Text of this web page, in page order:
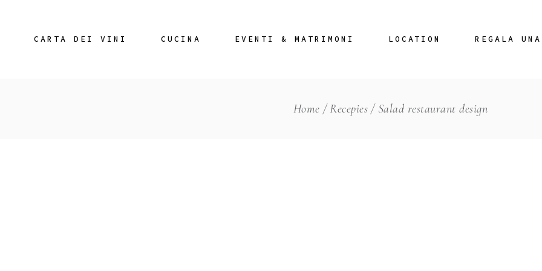
CARTA DEI VINI CUCINA EVENTI & MATRIMONI LOCATION REGALA
Home Recepies Salad restaurant design